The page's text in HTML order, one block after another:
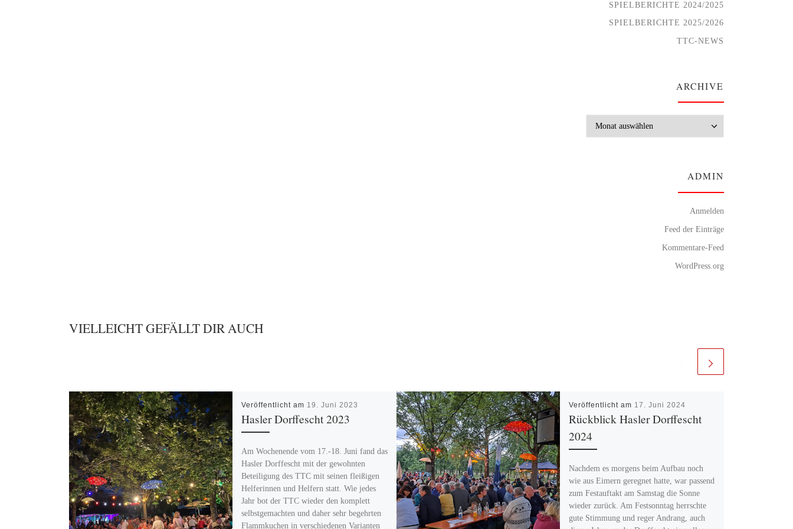
VIELLEICHT GEFÄLLT DIR AUCH
Veröffentlicht am 19. Juni 2023
Hasler Dorffescht 2023
Am Wochenende vom 17.-18. Juni fand das
Hasler Dorffescht mit der gewohnten
Beteiligung des TTC mit seinen fleißigen
Helferinnen und Helfern statt. Wie jedes
Jahr bot der TTC wieder den komplett
selbstgemachten und daher sehr begehrten
Flammkuchen in verschiedenen Varianten
Veröffentlicht am 17. Juni 2024
Rückblick Hasler Dorffescht
2024
Nachdem es morgens beim Aufbau noch
wie aus Eimern geregnet hatte, war passend
zum Festauftakt am Samstag die Sonne
wieder zurück. Am Festsonntag herrschte
gute Stimmung und reger Andrang, auch
SPIELBERICHTE 2024/2025
SPIELBERICHTE 2025/2026
TTC-NEWS
ARCHIVE
ADMIN
Anmelden
Feed der Einträge
Kommentare-Feed
WordPress.org